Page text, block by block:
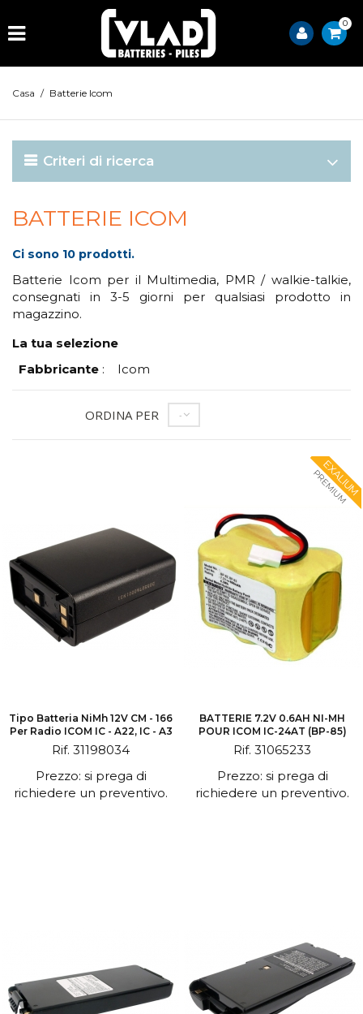
0
Casa / Batterie Icom
Criteri di ricerca
BATTERIE ICOM
Ci sono 10 prodotti.
Batterie Icom per il Multimedia, PMR / walkie-talkie,
consegnati in 3-5 giorni per qualsiasi prodotto in
magazzino.
La tua selezione
Fabbricante : Icom
ORDINA PER --
Tipo Batteria NiMh 12V CM - 166
Per Radio ICOM IC - A22, IC - A3
Rif. 31198034
Prezzo: si prega di
richiedere un preventivo.
EXALIUM
PREMIUM
BATTERIE 7.2V 0.6AH NI-MH
POUR ICOM IC-24AT (BP-85)
Rif. 31065233
Prezzo: si prega di
richiedere un preventivo.